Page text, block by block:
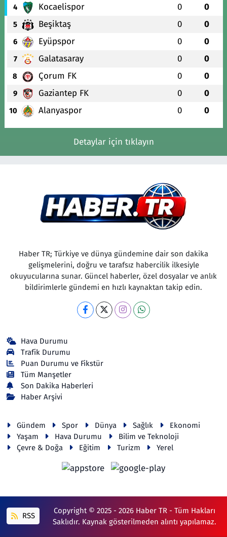
4 Kocaelispor 0 0
5 Beşiktaş 0 0
6 Eyüpspor 0 0
7 Galatasaray 0 0
8 Çorum FK 0 0
9 Gaziantep FK 0 0
10 Alanyaspor 0 0
Detaylar için tıklayın
Haber TR; Türkiye ve dünya gündemine dair son dakika
gelişmelerini, doğru ve tarafsız habercilik ilkesiyle
okuyucularına sunar. Güncel haberler, özel dosyalar ve anlık
bildirimlerle gündemi en hızlı kaynaktan takip edin.
Hava Durumu
Trafik Durumu
Puan Durumu ve Fikstür
Tüm Manşetler
Son Dakika Haberleri
Haber Arşivi
Gündem Spor Dünya Sağlık
Ekonomi
Yaşam
Hava Durumu
Bilim ve Teknoloji
Çevre & Doğa
Eğitim Turizm Yerel
RSS
Copyright © 2025 - 2026 Haber TR - Tüm Hakları
Saklıdır. Kaynak gösterilmeden alıntı yapılamaz.